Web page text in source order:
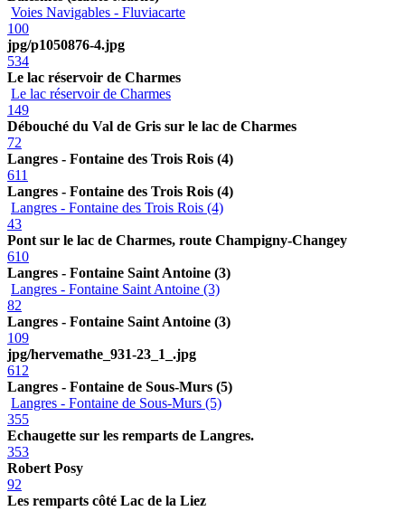
Voies Navigables - Fluviacarte
100
jpg/p1050876-4.jpg
534
Le lac réservoir de Charmes
Le lac réservoir de Charmes
149
Débouché du Val de Gris sur le lac de Charmes
72
Langres - Fontaine des Trois Rois (4)
611
Langres - Fontaine des Trois Rois (4)
Langres - Fontaine des Trois Rois (4)
43
Pont sur le lac de Charmes, route Champigny-Changey
610
Langres - Fontaine Saint Antoine (3)
Langres - Fontaine Saint Antoine (3)
82
Langres - Fontaine Saint Antoine (3)
109
jpg/hervemathe_931-23_1_.jpg
612
Langres - Fontaine de Sous-Murs (5)
Langres - Fontaine de Sous-Murs (5)
355
Echaugette sur les remparts de Langres.
353
Robert Posy
92
Les remparts côté Lac de la Liez